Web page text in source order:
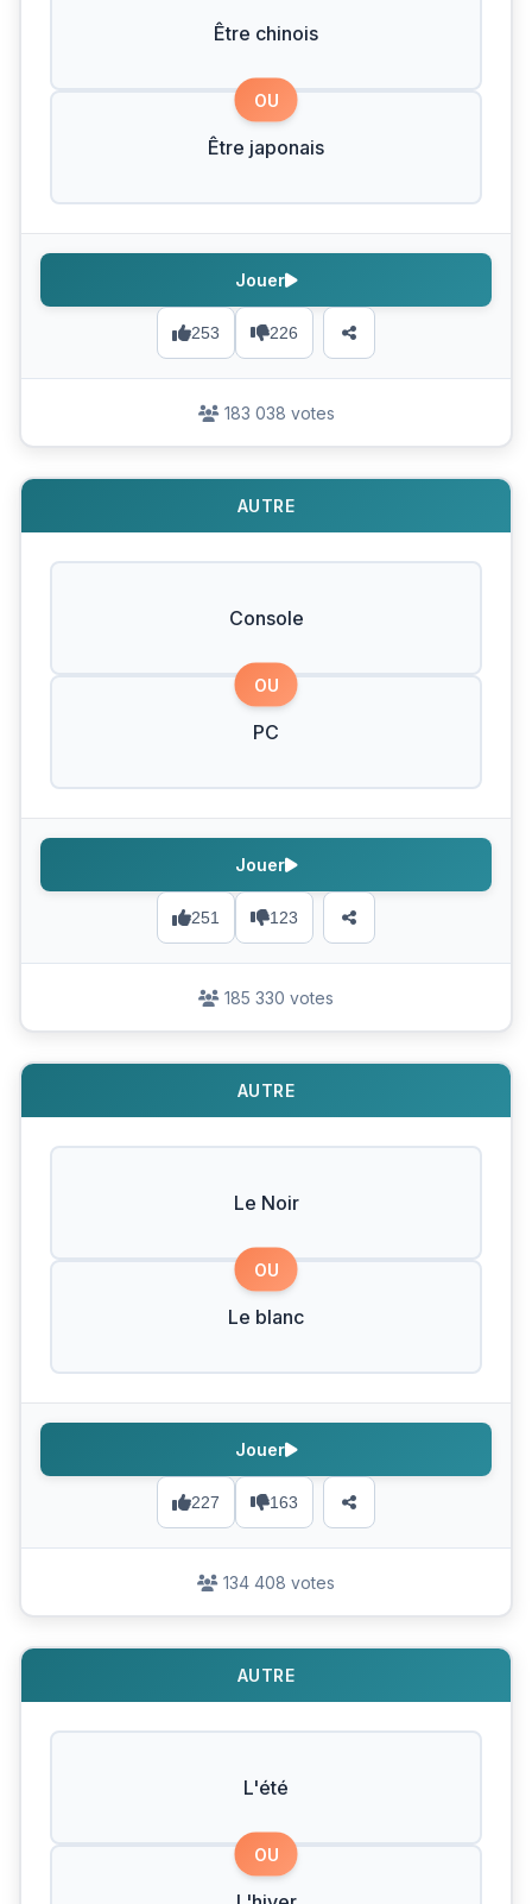
Être chinois
OU
Être japonais
253 226
Jouer
183 038 votes
AUTRE
Console
OU
PC
251 123
Jouer
185 330 votes
AUTRE
Le Noir
OU
Le blanc
227 163
Jouer
134 408 votes
AUTRE
L'été
OU